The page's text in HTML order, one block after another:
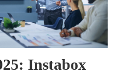
Instabox